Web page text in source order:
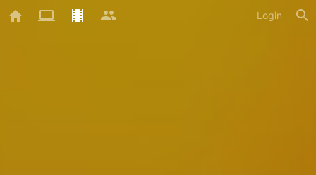
Login